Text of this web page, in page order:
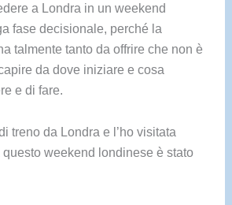
a Londra in un weekend
fase decisionale, perché la
talmente tanto da offrire che non è
da dove iniziare e cosa
e di fare.
treno da Londra e l’ho visitata
weekend londinese è stato